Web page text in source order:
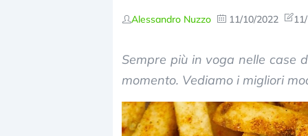
Alessandro Nuzzo 11/10/2022
Sempre più in voga nelle case
momento. Vediamo i migliori